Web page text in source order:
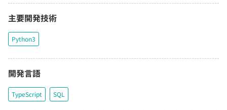
主要開発技術
Python3
開発言語
TypeScript SQL